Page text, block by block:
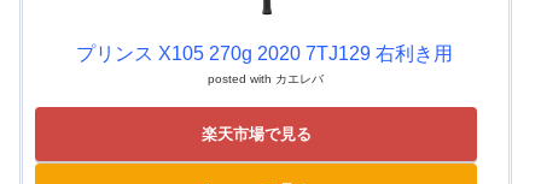
プリンス X105 270g 2020 7TJ129 右利き用
posted with カエレバ
楽天市場で見る